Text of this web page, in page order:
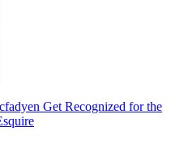
Get Recognized for the